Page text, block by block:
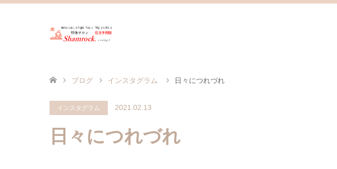
ブログ インスタグラム 日々につれづれ
インスタグラム 2021.02.13
日々につれづれ